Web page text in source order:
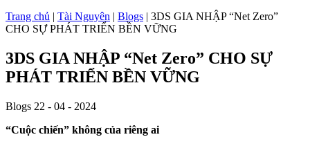
Trang chủ | Tài Nguyên | Blogs | 3DS GIA NHẬP “Net Zero”
CHO SỰ PHÁT TRIỂN BỀN VỮNG
3DS GIA NHẬP “Net Zero” CHO SỰ
PHÁT TRIỂN BỀN VỮNG
Blogs 22 - 04 - 2024
“Cuộc chiến” không của riêng ai